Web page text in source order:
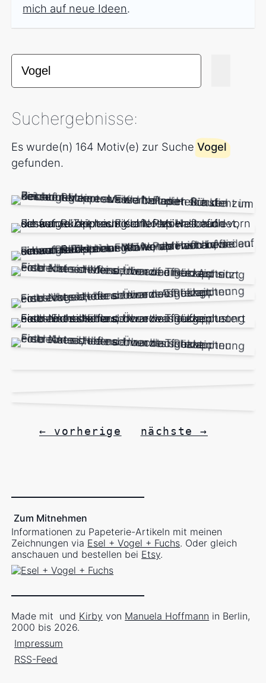
mich auf neue Ideen.
Suchergebnisse:
Es wurde(n) 164 Motiv(e) zur SucheVogel
gefunden.
← vorherige nächste →
Zum Mitnehmen
Informationen zu Papeterie-Artikeln mit meinen
Zeichnungen via Esel + Vogel + Fuchs. Oder gleich
anschauen und bestellen bei Etsy.
Made mit und Kirby von Manuela Hoffmann in Berlin,
2000 bis 2026.
Impressum
RSS-Feed